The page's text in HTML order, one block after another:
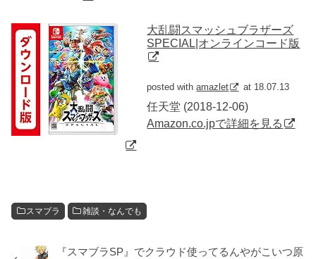
大乱闘スマッシュブラザーズ
SPECIAL|オンラインコード版
posted withamazlet at 18.07.13
任天堂 (2018-12-06)
Amazon.co.jpで詳細を見る
スマブラ 雑談・なんでも
『スマブラSP』でクラウド使ってるんやがこいつ原